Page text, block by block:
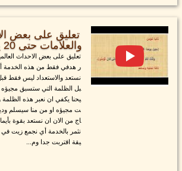
تعليق على بعض
والعلامات حتى 20 يونية 2017
تعليق على بعض الاحداث
ر هدفي فقط من هذه الخدمة أن
نستعد والاستعداد ليس فقط
بل الظلمة التي ستسبق
يحنا يكفي ان نعبر هذه
ت مجيؤه او من منا سيسلم
اج من الان ان نستعد بقوة
نثمر بالخدمة أي نجمع زيت في
يقة اقتربت جدا وم...